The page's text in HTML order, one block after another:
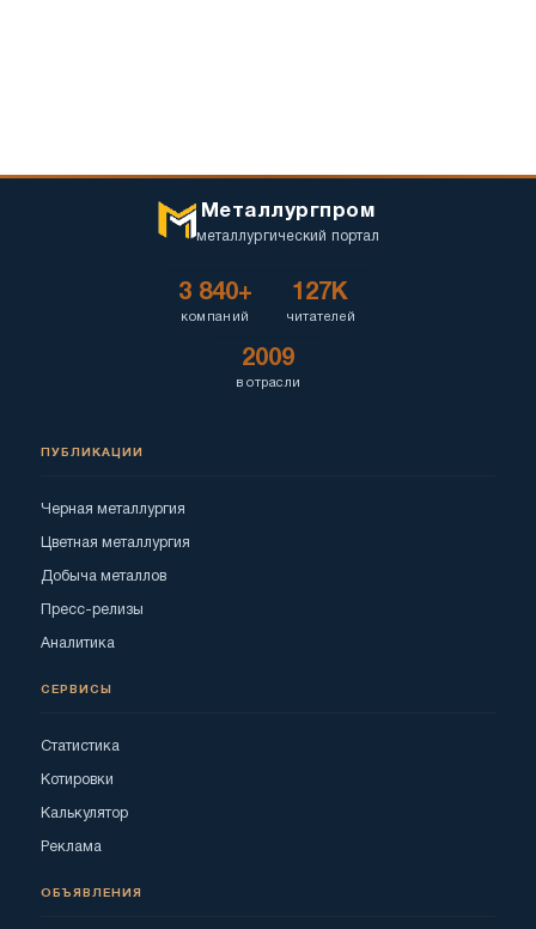
Металлургпром
металлургический портал
3 840+
компаний
127K
читателей
2009
в отрасли
ПУБЛИКАЦИИ
Черная металлургия
Цветная металлургия
Добыча металлов
Пресс-релизы
Аналитика
СЕРВИСЫ
Статистика
Котировки
Калькулятор
Реклама
ОБЪЯВЛЕНИЯ